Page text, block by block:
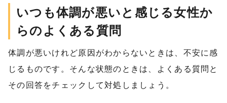
いつも体調が悪いと感じる女性か
らのよくある質問
体調が悪いけれど原因がわからないときは、不安に感
じるものです。そんな状態のときは、よくある質問と
その回答をチェックして対処しましょう。